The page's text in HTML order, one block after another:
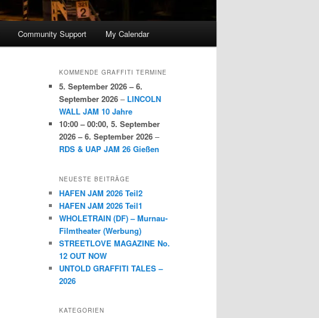
Community Support My Calendar
KOMMENDE GRAFFITI TERMINE
5. September 2026 – 6.
September 2026 – LINCOLN
WALL JAM 10 Jahre
10:00 – 00:00, 5. September
2026 – 6. September 2026 –
RDS & UAP JAM 26 Gießen
NEUESTE BEITRÄGE
HAFEN JAM 2026 Teil2
HAFEN JAM 2026 Teil1
WHOLETRAIN (DF) – Murnau-
Filmtheater (Werbung)
STREETLOVE MAGAZINE No.
12 OUT NOW
UNTOLD GRAFFITI TALES –
2026
KATEGORIEN